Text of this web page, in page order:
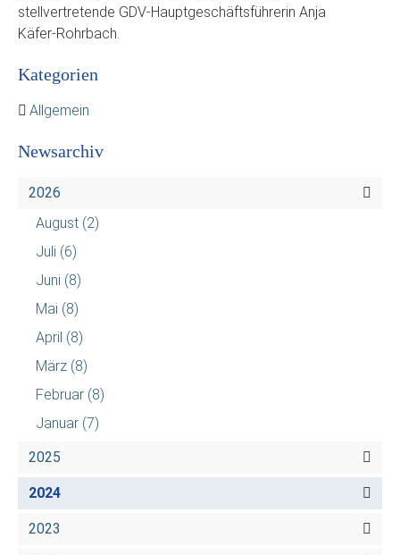
stellvertretende GDV-Hauptgeschäftsführerin Anja
Käfer-Rohrbach.
Kategorien
Allgemein
Newsarchiv
2026
August (2)
Juli (6)
Juni (8)
Mai (8)
April (8)
März (8)
Februar (8)
Januar (7)
2025
2024
2023